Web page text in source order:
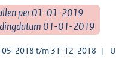
per 01-01-2019
01-01-2019
05-2018 t/m 31-12-2018